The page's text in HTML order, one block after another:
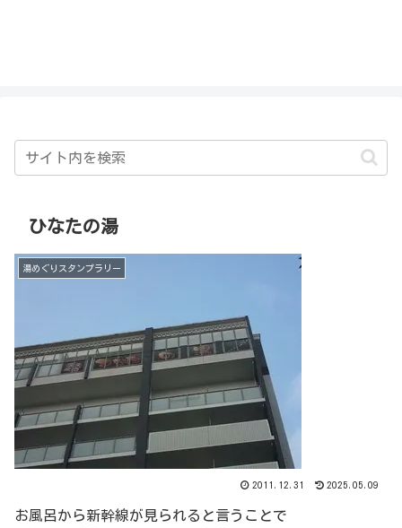
ひなたの湯
湯めぐりスタンプラリー
2011.12.31 2025.05.09
お風呂から新幹線が見られると言うことで